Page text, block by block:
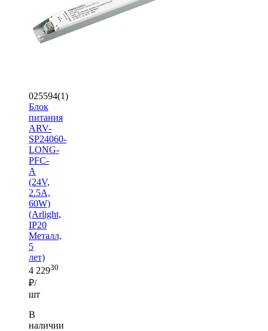
025594(1)
Блок
питания
ARV-
SP24060-
LONG-
PFC-
A
(24V,
2.5A,
60W)
(Arlight,
IP20
Металл,
5
лет)
4 22930
₽/
шт
В
наличии